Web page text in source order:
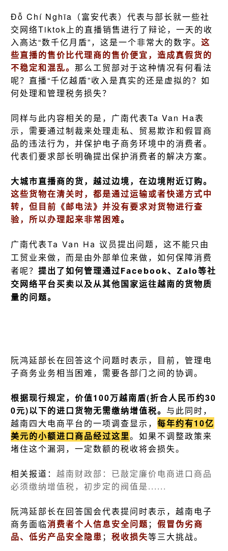
Đỗ Chí Nghĩa（富安代表）代表与部长就一些社
交网络Tiktok上的直播销售进行了辩论，一天的收
入高达“数千亿月盾”，这是一个非常大的数字。这
些直播的售价比代理商的售价便宜，造成真假货的
不稳定和混乱。那么工贸部对于这种情况有何看法
呢？直播“千亿越盾”收入是真实的还是虚拟的？如
何处理和管理税务损失？
同样与此内容相关的是， 广南代表Ta Van Ha表
示，需要通过制裁来处理走私、贸易欺诈和假冒商
品的违法行为，并保护电子商务环境中的消费者。
代表们要求部长明确提出保护消费者的解决方案。
大城市直播商的货，越过边境，在边境附近订购。
这些货物在清关时，都是通过运输或者快递方式中
转，但目前《邮电法》并没有要求对货物进行查
验，所以办理起来非常困难。
广南代表Ta Van Ha议员提出问题，这不能只由
工贸业来做，而是由外部单位来做，如何保障消费
者呢？提出了如何管理通过Facebook、Zalo等社
交网络平台买卖以及从其他国家运往越南的货物质
量的问题。
阮鸿延部长在回答这个问题时表示，目前，管理电
子商务业务相当困难，需要各部门之间的协调。
根据现行规定，价值100万越南盾(折合人民币约30
0元)以下的进口货物无需缴纳增值税。 与此同时，
越南四大电商平台的一项调查显示，每年约有10亿
美元的小额进口商品经过这里。如果不调整政策来
堵住这个漏洞，一定数额的税收将会损失。
相关报道：越南财政部：已敲定廉价电商进口商品
必须缴纳增值税，初步定的阀值是......
阮鸿延部长在回答国会代表提问时表示，越南电子
商务面临消费者个人信息安全问题；假冒伪劣商
品、低劣产品安全隐患 ；税收损失等三大挑战。